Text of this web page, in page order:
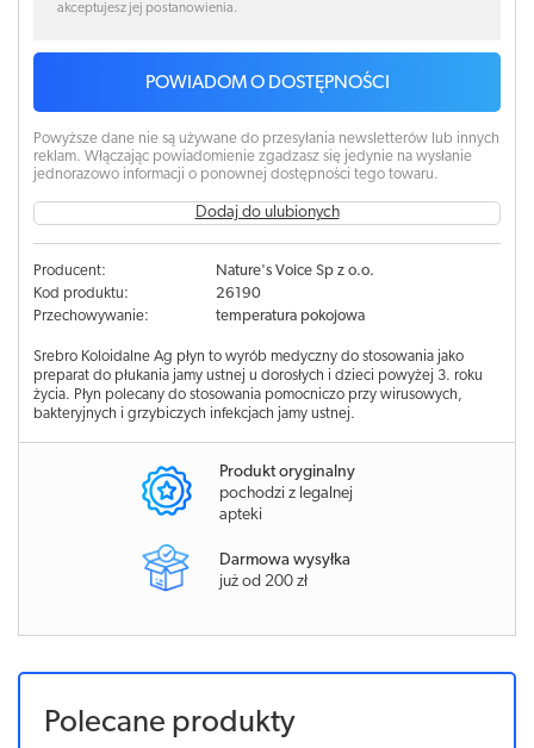
akceptujesz jej postanowienia.
POWIADOM O DOSTĘPNOŚCI
Powyższe dane nie są używane do przesyłania newsletterów lub innych
reklam. Włączając powiadomienie zgadzasz się jedynie na wysłanie
jednorazowo informacji o ponownej dostępności tego towaru.
Dodaj do ulubionych
Producent:
Nature's Voice Sp z o.o.
Kod produktu:
26190
Przechowywanie:
temperatura pokojowa
Srebro Koloidalne Ag płyn to wyrób medyczny do stosowania jako
preparat do płukania jamy ustnej u dorosłych i dzieci powyżej 3. roku
życia. Płyn polecany do stosowania pomocniczo przy wirusowych,
bakteryjnych i grzybiczych infekcjach jamy ustnej.
Produkt oryginalny
pochodzi z legalnej
apteki
Darmowa wysyłka
już od 200 zł
Polecane produkty